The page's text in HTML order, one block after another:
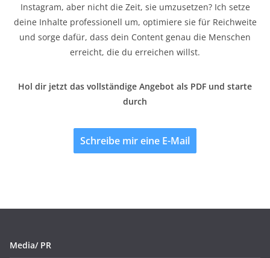
Instagram, aber nicht die Zeit, sie umzusetzen? Ich setze
deine Inhalte professionell um, optimiere sie für Reichweite
und sorge dafür, dass dein Content genau die Menschen
erreicht, die du erreichen willst.
Hol dir jetzt das vollständige Angebot als PDF und starte
durch
Schreibe mir eine E-Mail
Media/ PR